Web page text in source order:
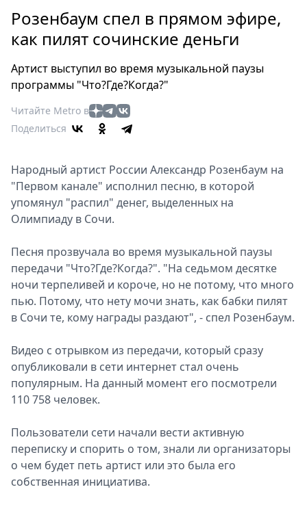
Россия
Мир
Еда
Мода
Театр
Афиша
Книги
Выставки
Пресс-
релизы
О
Metro
Стримы
Спецпроекты
Выборы
2026
Скачай
Metro
Розенбаум спел в прямом эфире,
как пилят сочинские деньги
Артист выступил во время музыкальной паузы
программы "Что?Где?Когда?"
Читайте Metro в
Поделиться
Народный артист России Александр Розенбаум на
"Первом канале" исполнил песню, в которой
упомянул "распил" денег, выделенных на
Олимпиаду в Сочи.
Песня прозвучала во время музыкальной паузы
передачи "Что?Где?Когда?". "На седьмом десятке
ночи терпеливей и короче, но не потому, что много
пью. Потому, что нету мочи знать, как бабки пилят
в Сочи те, кому награды раздают", - спел Розенбаум.
Видео с отрывком из передачи, который сразу
опубликовали в сети интернет стал очень
популярным. На данный момент его посмотрели
110 758 человек.
Пользователи сети начали вести активную
переписку и спорить о том, знали ли организаторы
о чем будет петь артист или это была его
собственная инициатива.